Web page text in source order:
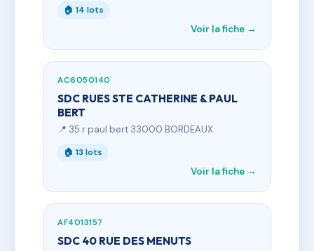
🏠 14 lots
Voir la fiche →
AC6050140
SDC RUES STE CATHERINE & PAUL
BERT
📍 35 r paul bert 33000 BORDEAUX
🏠 13 lots
Voir la fiche →
AF4013157
SDC 40 RUE DES MENUTS